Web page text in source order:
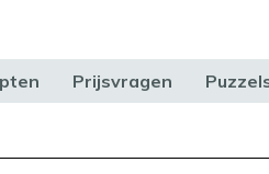
Prijsvragen